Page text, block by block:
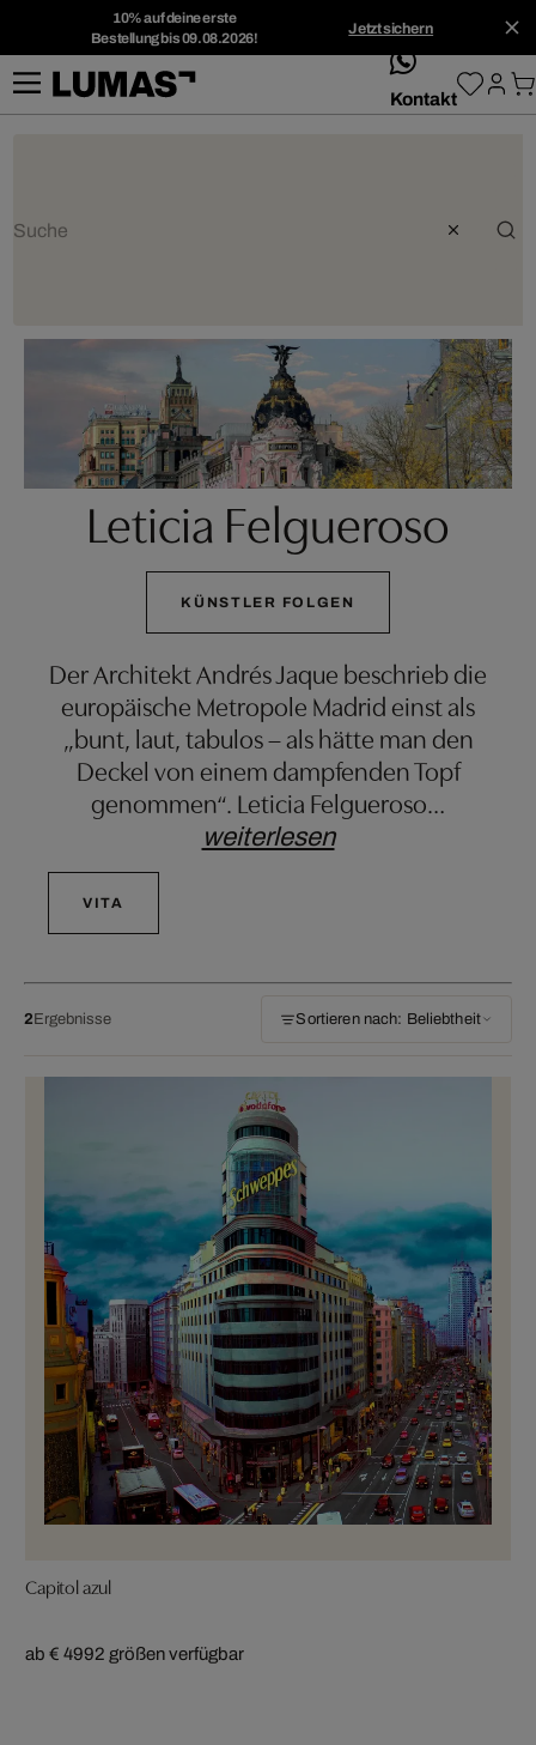
10% auf deine erste
Bestellung bis 09.08.2026!
Jetzt sichern
whatsApp
Kontakt
Leticia Felgueroso
KÜNSTLER FOLGEN
Der Architekt Andrés Jaque beschrieb die
europäische Metropole Madrid einst als
„bunt, laut, tabulos – als hätte man den
Deckel von einem dampfenden Topf
genommen“. Leticia Felgueroso…
weiterlesen
VITA
2Ergebnisse Sortieren nach: Beliebtheit
Capitol azul
ab € 4992 größen verfügbar